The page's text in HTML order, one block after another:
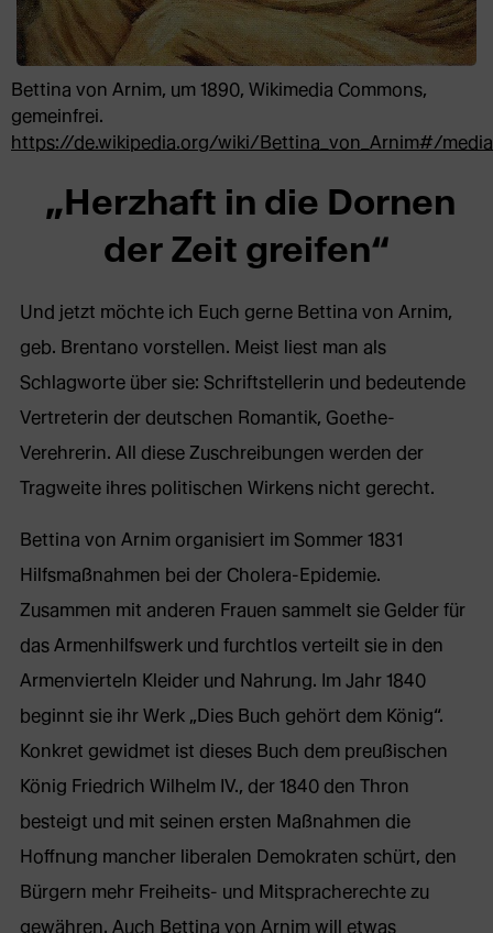
Bettina von Arnim, um 1890, Wikimedia Commons,
gemeinfrei.
https://de.wikipedia.org/wiki/Bettina_von_Arnim#/
„Herzhaft in die Dornen
der Zeit greifen“
Und jetzt möchte ich Euch gerne Bettina von Arnim,
geb. Brentano vorstellen. Meist liest man als
Schlagworte über sie: Schriftstellerin und bedeutende
Vertreterin der deutschen Romantik, Goethe-
Verehrerin. All diese Zuschreibungen werden der
Tragweite ihres politischen Wirkens nicht gerecht.
Bettina von Arnim organisiert im Sommer 1831
Hilfsmaßnahmen bei der Cholera-Epidemie.
Zusammen mit anderen Frauen sammelt sie Gelder für
das Armenhilfswerk und furchtlos verteilt sie in den
Armenvierteln Kleider und Nahrung. Im Jahr 1840
beginnt sie ihr Werk „Dies Buch gehört dem König“.
Konkret gewidmet ist dieses Buch dem preußischen
König Friedrich Wilhelm IV., der 1840 den Thron
besteigt und mit seinen ersten Maßnahmen die
Hoffnung mancher liberalen Demokraten schürt, den
Bürgern mehr Freiheits- und Mitspracherechte zu
gewähren. Auch Bettina von Arnim will etwas